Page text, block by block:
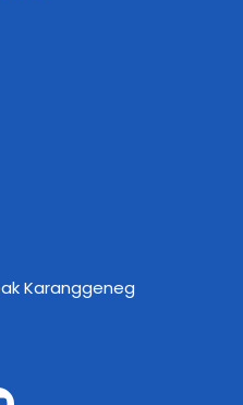
Karanggeneg